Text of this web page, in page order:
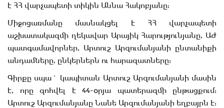
է ՀՀ վարչապետի տիկին Աննա Հակոբյանը:
Միջոցառմանը մասնակցել է ՀՀ վարչապետի
աշխատակազմի ղեկավար Արայիկ Հարությունյանը, ԱԺ
պատգամավորներ, Արտուշ Արզումանյանի ընտանիքի
անդամները, ընկերներն ու հարազատները:
Գիրքը սպա` կապիտան Արտուշ Արզումանյանի մասին
է, որը զոհվել է 44-օրյա պատերազմի ընթացքում:
Արտուշ Արզումանյանը Նանե Արզումանյանի եղբայրն է: